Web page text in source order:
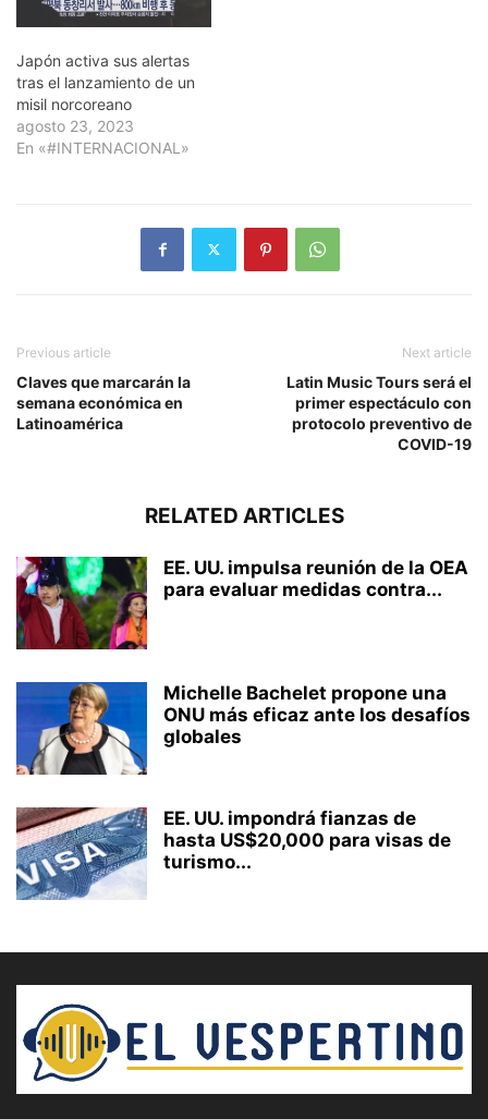
Japón activa sus alertas
tras el lanzamiento de un
misil norcoreano
agosto 23, 2023
En «#INTERNACIONAL»
Previous article
Claves que marcarán la
semana económica en
Latinoamérica
Next article
Latin Music Tours será el
primer espectáculo con
protocolo preventivo de
COVID-19
RELATED ARTICLES
EE. UU. impulsa reunión de la OEA
para evaluar medidas contra...
Michelle Bachelet propone una
ONU más eficaz ante los desafíos
globales
EE. UU. impondrá fianzas de
hasta US$20,000 para visas de
turismo...